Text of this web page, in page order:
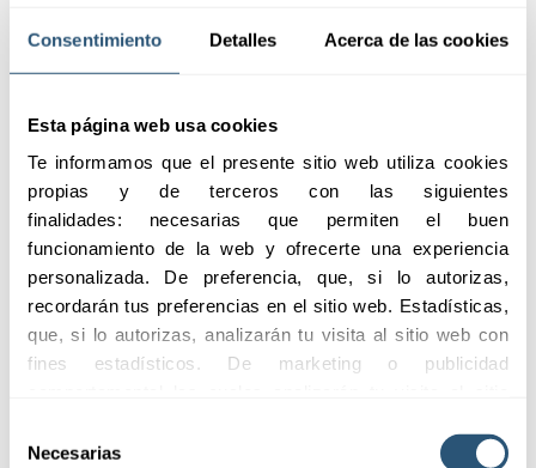
Consentimiento Detalles Acerca de las cookies
Esta página web usa cookies
Te informamos que el presente sitio web utiliza cookies
propias y de terceros con las siguientes
finalidades: necesarias que permiten el buen
funcionamiento de la web y ofrecerte una experiencia
personalizada. De preferencia, que, si lo autorizas,
recordarán tus preferencias en el sitio web. Estadísticas,
que, si lo autorizas, analizarán tu visita al sitio web con
fines estadísticos. De marketing o publicidad
publicidad, personalizar los anuncios y medir su
Necesarias
proceso
Coberturas
de construcción e